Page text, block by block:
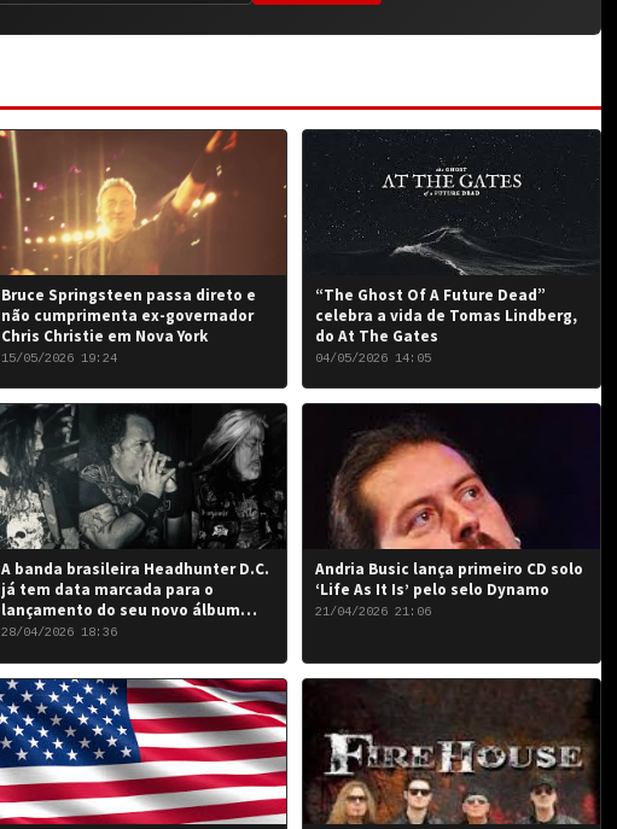
Bruce Springsteen passa direto e
não cumprimenta ex-governador
Chris Christie em Nova York
15/05/2026 19:24
“The Ghost Of A Future Dead”
celebra a vida de Tomas Lindberg,
do At The Gates
04/05/2026 14:05
A banda brasileira Headhunter D.C.
já tem data marcada para o
lançamento do seu novo álbum
“Rise of the Damned…”: 6 de junho
28/04/2026 18:36
Andria Busic lança primeiro CD solo
‘Life As It Is’ pelo selo Dynamo
21/04/2026 21:06